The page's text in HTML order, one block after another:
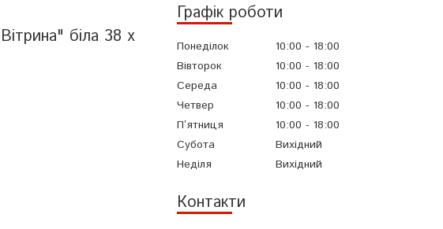
Графік роботи
Понеділок 10:00
18:00
Вівторок
10:00
18:00
Середа
10:00
18:00
Четвер
10:00
18:00
Пʼятниця
10:00
18:00
Субота
Вихідний
Неділя
Вихідний
Контакти
біла 38 x